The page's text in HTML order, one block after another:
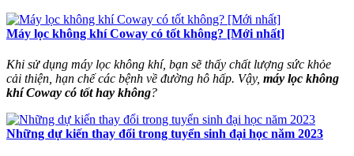
Máy lọc không khí Coway có tốt không? [Mới nhất]
Khi sử dụng máy lọc không khí, bạn sẽ thấy chất lượng sức khỏe
cải thiện, hạn chế các bệnh về đường hô hấp. Vậy, máy lọc không
khí Coway có tốt hay không?
Những dự kiến thay đổi trong tuyển sinh đại học năm 2023